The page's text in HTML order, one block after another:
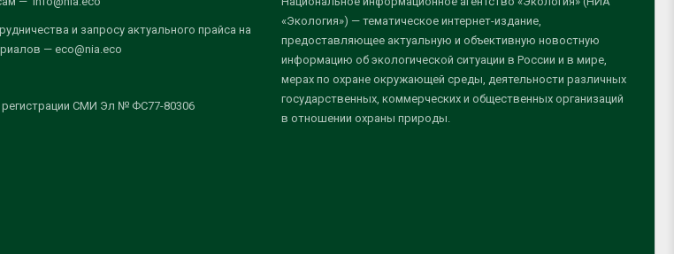
и запросу актуального прайса на
— eco@nia.eco
СМИ Эл № ФС77-80306
«Экология») — тематическое интернет-издание,
предоставляющее актуальную и объективную новостную
информацию об экологической ситуации в России и в мире,
мерах по охране окружающей среды, деятельности различных
государственных, коммерческих и общественных организаций
в отношении охраны природы.